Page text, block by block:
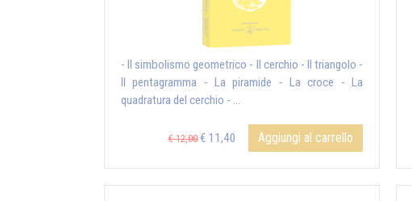
- Il simbolismo geometrico - Il cerchio - Il triangolo -
Il pentagramma - La piramide - La croce - La
quadratura del cerchio - ...
€ 12,00 € 11,40 Aggiungi al carrello